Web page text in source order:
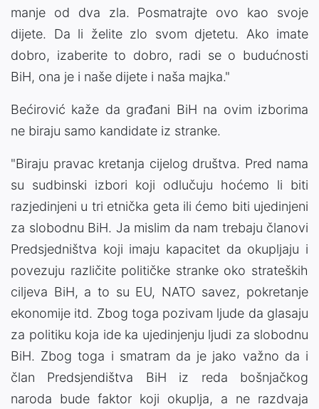
manje od dva zla. Posmatrajte ovo kao svoje
dijete. Da li želite zlo svom djetetu. Ako imate
dobro, izaberite to dobro, radi se o budućnosti
BiH, ona je i naše dijete i naša majka."
Bećirović kaže da građani BiH na ovim izborima
ne biraju samo kandidate iz stranke.
"Biraju pravac kretanja cijelog društva. Pred nama
su sudbinski izbori koji odlučuju hoćemo li biti
razjedinjeni u tri etnička geta ili ćemo biti ujedinjeni
za slobodnu BiH. Ja mislim da nam trebaju članovi
Predsjedništva koji imaju kapacitet da okupljaju i
povezuju različite političke stranke oko strateških
ciljeva BiH, a to su EU, NATO savez, pokretanje
ekonomije itd. Zbog toga pozivam ljude da glasaju
za politiku koja ide ka ujedinjenju ljudi za slobodnu
BiH. Zbog toga i smatram da je jako važno da i
član Predsjendištva BiH iz reda bošnjačkog
naroda bude faktor koji okuplja, a ne razdvaja